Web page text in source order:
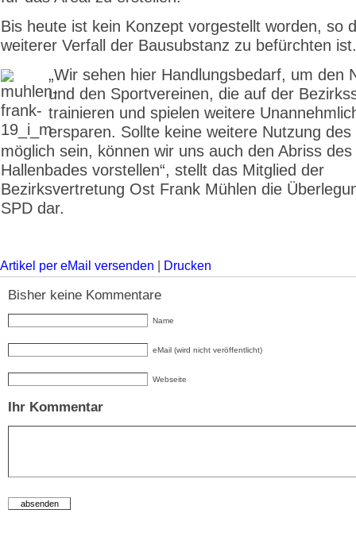
Bis heute ist kein Konzept vorgestellt worden, so
weiterer Verfall der Bausubstanz zu befürchten ist.
„Wir sehen hier Handlungsbedarf, um den
und den Sportvereinen, die auf der
trainieren und spielen weitere
ersparen. Sollte keine weitere Nutzung
möglich sein, können wir uns auch den Abriss
Hallenbades vorstellen“, stellt das Mitglied der
Bezirksvertretung Ost Frank Mühlen die
SPD dar.
Artikel per eMail versenden Drucken
Bisher keine Kommentare
Name
eMail (wird nicht veröffentlicht)
Webseite
Ihr Kommentar